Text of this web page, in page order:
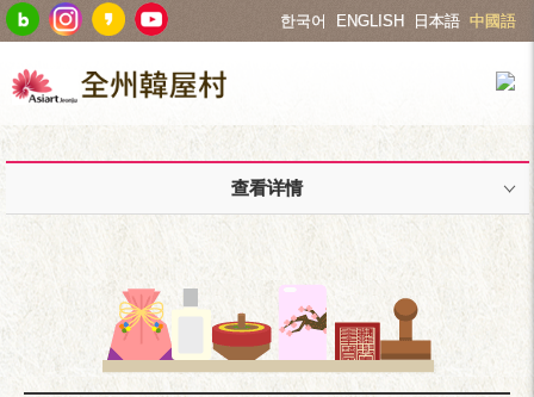
한국어 ENGLISH 日本語 中國語
查看详情